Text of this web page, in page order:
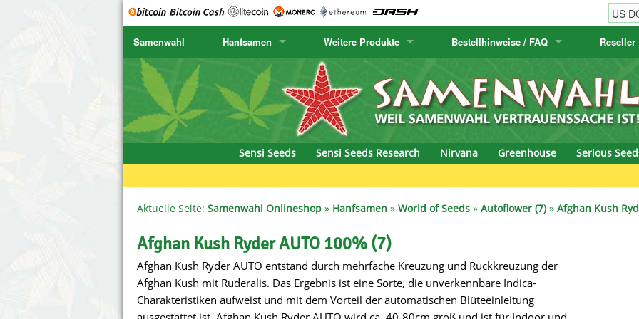
Samenwahl Hanfsamen
SENSI SEEDS
SENSI SEEDS RESEARCH
NIRVANA
SERIOUS SEEDS
SPLIFF SEEDS
Ace Seeds
Anaconda Seeds
CBD Crew
Chronic & Caviar
Delicious Seeds
Dr. Underground Seeds
Dutch Passion
Empire Seeds
Exotic Seeds
Humboldt Seed Company
Humboldt Seeds
Kannabia
krauTHCollective
La Semilla Automatica
Positronics
Prana Medical
Ripper Seeds
Weitere Produkte
Kakteensamen
Kanarische Flora
Bestellhinweise / FAQ
Bestellhinweise
Versandhinweise
Reseller
E-MAIL
PASSWORT
Sensi Seeds Sensi Seeds Research Nirvana Greenhouse Serious
Aktuelle Seite: Samenwahl Onlineshop » Hanfsamen » World of Seeds » Autoflower (7)» Afghan Kush
Afghan Kush Ryder AUTO 100% (7)
Afghan Kush Ryder AUTO entstand durch mehrfache Kreuzung und Rückkreuzung der
Afghan Kush mit Ruderalis. Das Ergebnis ist eine Sorte, die unverkennbare Indica-
Charakteristiken aufweist und mit dem Vorteil der automatischen Blüteeinleitung